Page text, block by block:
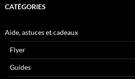
CATÉGORIES
Aide, astuces et cadeaux
Flyer
Guides